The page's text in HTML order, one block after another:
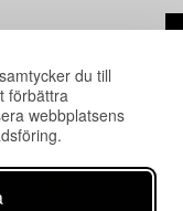
du till
förbättra
webbplatsens
på